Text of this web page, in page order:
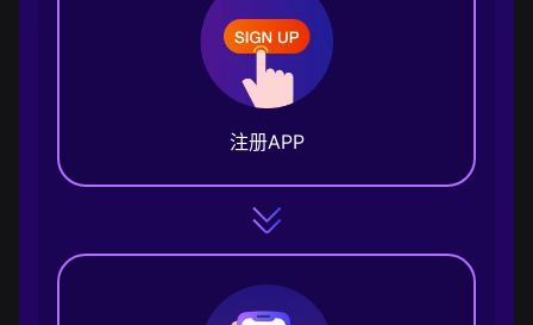
注册APP